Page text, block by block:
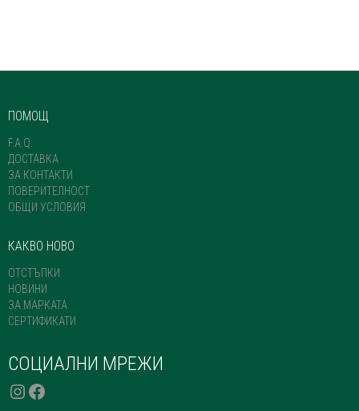
ПОМОЩ
F.A.Q.
ДОСТАВКА
ЗА КОНТАКТИ
ПОВЕРИТЕЛНОСТ
ОБЩИ УСЛОВИЯ
КАКВО НОВО
ОТСТЪПКИ
НОВИНИ
ЗА МАРКАТА
СЕРТИФИКАТИ
СОЦИАЛНИ МРЕЖИ
INSTAGRAM
FACEBOOK